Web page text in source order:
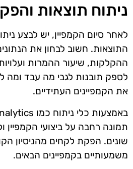
ניתוח תוצאות
לאחר סיום הקמפיין, יש לבצע
התוצאות. חשוב לבחון את
ההקלקות, שיעור ההמרות
לספק תובנות לגבי מה עבד ומה
את הקמפיינים העתידיים.
תמונה רחבה על ביצועי הקמפיין
שונים. הפקת לקחים מהניסיון
משמעותיים בקמפיינים הבאים.